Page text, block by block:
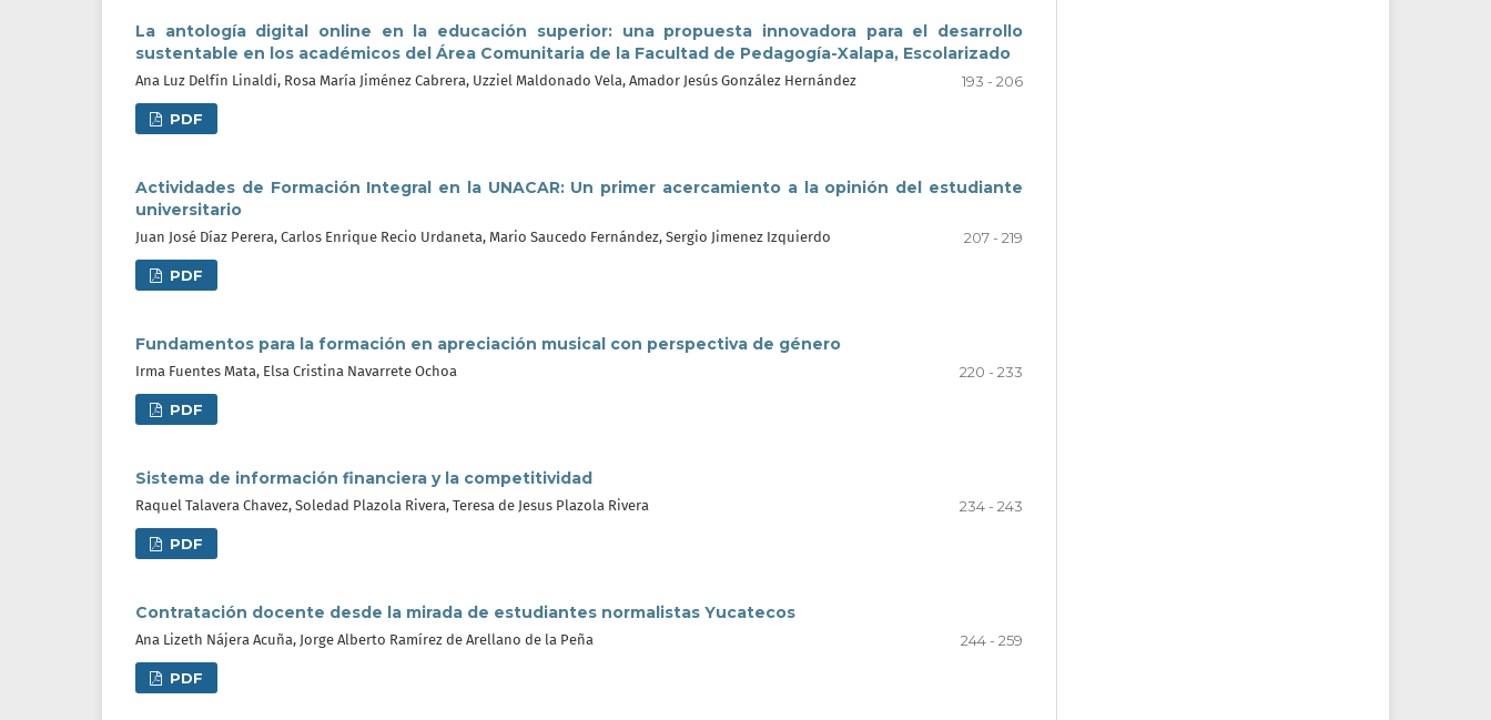
La antología digital online en la educación superior: una propuesta innovadora para el desarrollo
sustentable en los académicos del Área Comunitaria de la Facultad de Pedagogía-Xalapa, Escolarizado
Ana Luz Delfín Linaldi, Rosa María Jiménez Cabrera, Uzziel Maldonado Vela, Amador Jesús González Hernández 193 - 206
PDF
Actividades de Formación Integral en la UNACAR: Un primer acercamiento a la opinión del estudiante
universitario
Juan José Díaz Perera, Carlos Enrique Recio Urdaneta, Mario Saucedo Fernández, Sergio Jimenez Izquierdo 207 - 219
PDF
Fundamentos para la formación en apreciación musical con perspectiva de género
Irma Fuentes Mata, Elsa Cristina Navarrete Ochoa 220 - 233
PDF
Sistema de información financiera y la competitividad
Raquel Talavera Chavez, Soledad Plazola Rivera, Teresa de Jesus Plazola Rivera 234 - 243
PDF
Contratación docente desde la mirada de estudiantes normalistas Yucatecos
Ana Lizeth Nájera Acuña, Jorge Alberto Ramírez de Arellano de la Peña 244 - 259
PDF